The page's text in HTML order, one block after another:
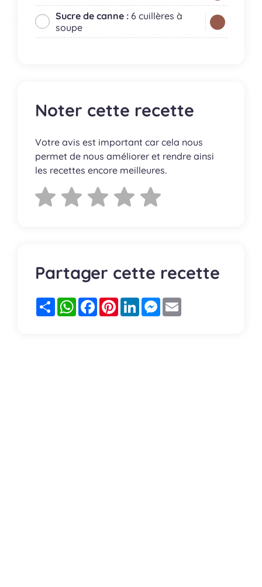
Sucre de canne : 6 cuillères à
soupe
Noter cette recette
Votre avis est important car cela nous
permet de nous améliorer et rendre ainsi
les recettes encore meilleures.
Partager cette recette
PartagerWhatsApp
FacebookPinterestLinkedInMessenger